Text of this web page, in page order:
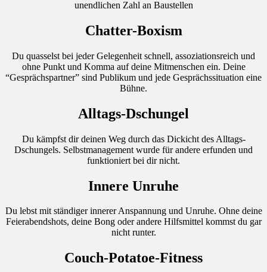
unendlichen Zahl an Baustellen
Chatter-Boxism
Du quasselst bei jeder Gelegenheit schnell, assoziationsreich und
ohne Punkt und Komma auf deine Mitmenschen ein. Deine
“Gesprächspartner” sind Publikum und jede Gesprächssituation eine
Bühne.
Alltags-Dschungel
Du kämpfst dir deinen Weg durch das Dickicht des Alltags-
Dschungels. Selbstmanagement wurde für andere erfunden und
funktioniert bei dir nicht.
Innere Unruhe
Du lebst mit ständiger innerer Anspannung und Unruhe. Ohne deine
Feierabendshots, deine Bong oder andere Hilfsmittel kommst du gar
nicht runter.
Couch-Potatoe-Fitness